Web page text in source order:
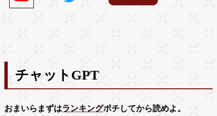
チャットGPT
おまいらまずはランキングポチしてから読めよ。